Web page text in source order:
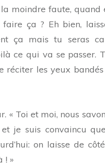
moindre faute, quand
ça ? Eh bien,
ça mais tu seras
ce qui va se passer.
réciter les yeux
« Toi et moi, nous
et je suis convaincu
on laisse de
! »